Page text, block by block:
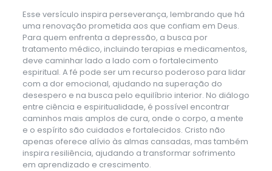
Esse versículo inspira perseverança, lembrando que há
uma renovação prometida aos que confiam em Deus.
Para quem enfrenta a depressão, a busca por
tratamento médico, incluindo terapias e medicamentos,
deve caminhar lado a lado com o fortalecimento
espiritual. A fé pode ser um recurso poderoso para lidar
com a dor emocional, ajudando na superação do
desespero e na busca pelo equilíbrio interior. No diálogo
entre ciência e espiritualidade, é possível encontrar
caminhos mais amplos de cura, onde o corpo, a mente
e o espírito são cuidados e fortalecidos. Cristo não
apenas oferece alívio às almas cansadas, mas também
inspira resiliência, ajudando a transformar sofrimento
em aprendizado e crescimento.